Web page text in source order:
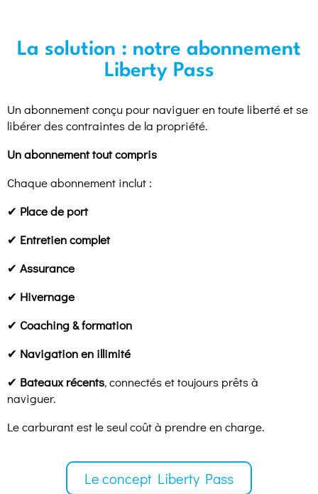
La solution : notre abonnement
Liberty Pass
Un abonnement conçu pour naviguer en toute liberté et se
libérer des contraintes de la propriété.
Un abonnement tout compris
Chaque abonnement inclut :
✔ Place de port
✔ Entretien complet
✔ Assurance
✔ Hivernage
✔ Coaching & formation
✔ Navigation en illimité
✔ Bateaux récents, connectés et toujours prêts à
naviguer.
Le carburant est le seul coût à prendre en charge.
Le concept Liberty Pass